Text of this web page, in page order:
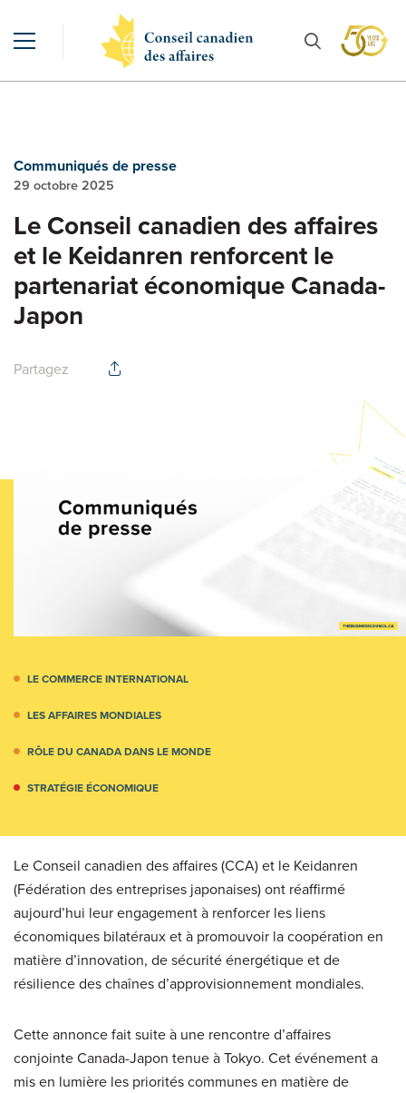
Communiqués de presse
29 octobre 2025
Le Conseil canadien des affaires
et le Keidanren renforcent le
partenariat économique Canada-
Japon
Partagez
LE COMMERCE INTERNATIONAL
LES AFFAIRES MONDIALES
RÔLE DU CANADA DANS LE MONDE
STRATÉGIE ÉCONOMIQUE
Le Conseil canadien des affaires (CCA) et le Keidanren
(Fédération des entreprises japonaises) ont réaffirmé
aujourd’hui leur engagement à renforcer les liens
économiques bilatéraux et à promouvoir la coopération en
matière d’innovation, de sécurité énergétique et de
résilience des chaînes d’approvisionnement mondiales.
Cette annonce fait suite à une rencontre d’affaires
conjointe Canada-Japon tenue à Tokyo. Cet événement a
mis en lumière les priorités communes en matière de